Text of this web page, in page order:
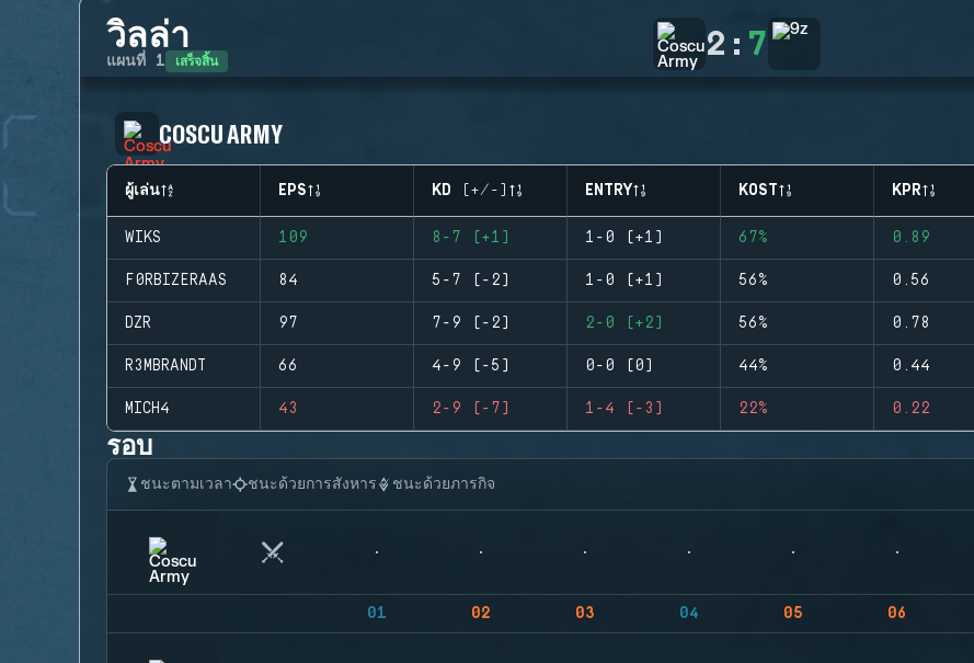
วิลล่า
แผนที่ 1 เสร็จสิ้น 2 : 7
COSCU ARMY
ผู้เล่น EPS KD (+/-) ENTRY KOST KPR
WIKS 109 8-7 (+1) 1-0 (+1) 67% 0.89
F0RBIZERAAS 84 5-7 (-2) 1-0 (+1) 56% 0.56
DZR 97 7-9 (-2) 2-0 (+2) 56% 0.78
R3MBRANDT 66 4-9 (-5) 0-0 (0) 44% 0.44
MICH4 43 2-9 (-7) 1-4 (-3) 22% 0.22
รอบ
ชนะตามเวลา ชนะด้วยการสังหาร ชนะด้วยภารกิจ
01 02 03 04 05 06